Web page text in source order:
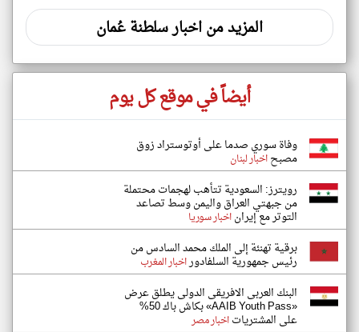
المزيد من اخبار سلطنة عُمان
أيضاً في موقع كل يوم
وفاة سوري صدما على أوتوستراد زوق
مصبحاخبار لبنان
رويترز: السعودية تتأهب لهجمات محتملة
من جبهتي العراق واليمن وسط تصاعد
التوتر مع إيراناخبار سوريا
برقية تهنئة إلى الملك محمد السادس من
رئيس جمهورية السلفادوراخبار المغرب
البنك العربى الافريقى الدولى يطلق عرض
«AAIB Youth Pass» بكاش باك 50%
على المشترياتاخبار مصر